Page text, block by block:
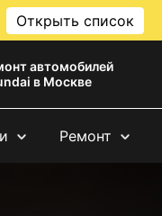
Открыть список
автомобилей
в Москве
Ремонт